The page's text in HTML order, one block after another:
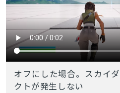
オフにした場合。スカイ
クトが発生しない